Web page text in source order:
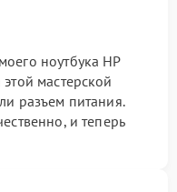
ноутбука HP
мастерской
разъем питания.
и теперь